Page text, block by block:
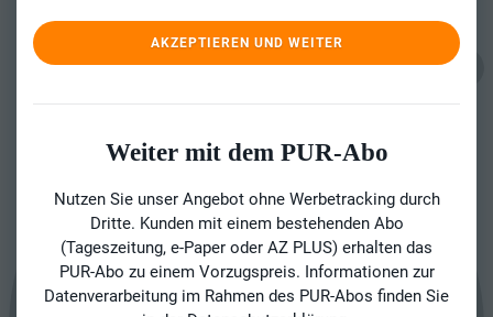
AKZEPTIEREN UND WEITER
Weiter mit dem PUR-Abo
Nutzen Sie unser Angebot ohne Werbetracking durch
Dritte. Kunden mit einem bestehenden Abo
(Tageszeitung, e-Paper oder AZ PLUS) erhalten das
PUR-Abo zu einem Vorzugspreis. Informationen zur
Datenverarbeitung im Rahmen des PUR-Abos finden Sie